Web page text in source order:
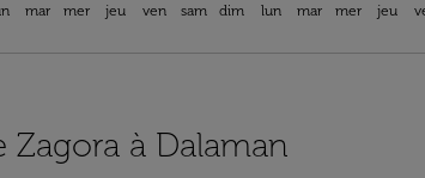
mar mer jeu ven sam dim lun mar mer jeu
Zagora à Dalaman